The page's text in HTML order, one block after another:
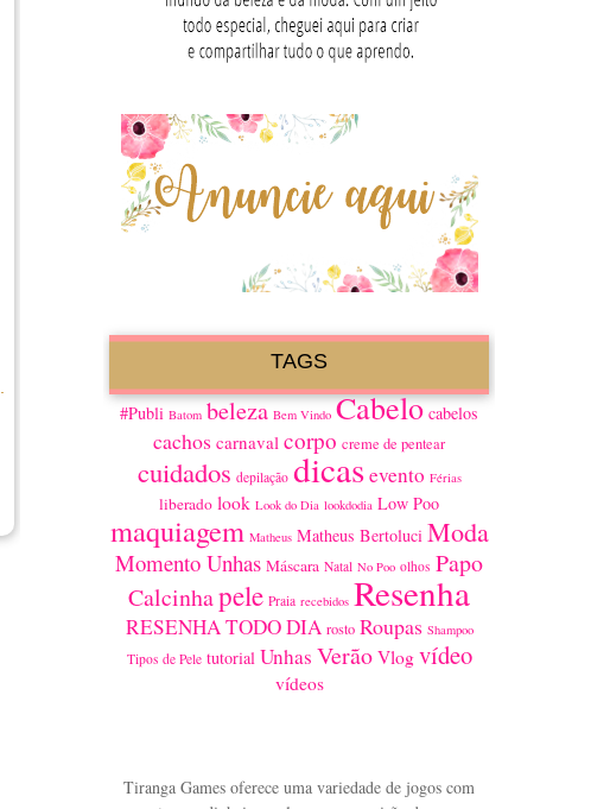
TAGS
#Publi Batom beleza Bem Vindo Cabelo cabelos
cachos carnaval corpo creme de pentear
cuidados depilação dicasevento Férias
liberado look Look do Dia lookdodia Low Poo
maquiagem Matheus Matheus Bertoluci Moda
Momento Unhas Máscara Natal No Poo olhos Papo
Calcinhapele Praia recebidos Resenha
RESENHA TODO DIA rosto Roupas Shampoo
Tipos de Pele tutorial Unhas Verão Vlog vídeo
vídeos
Tiranga Games oferece uma variedade de jogos com